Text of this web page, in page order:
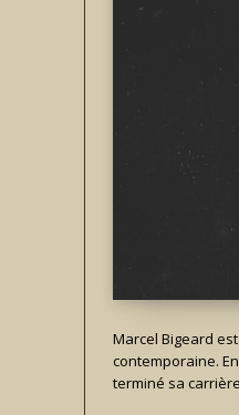
Marcel Bigeard
contemporaine.
terminé sa